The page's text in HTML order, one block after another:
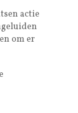
actie
om er